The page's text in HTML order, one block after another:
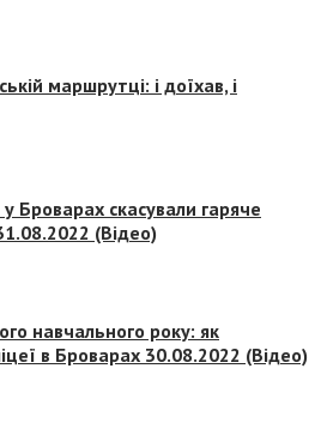
маршрутці: і доїхав, і
Броварах скасували гаряче
(Відео)
навчального року: як
в Броварах 30.08.2022 (Відео)